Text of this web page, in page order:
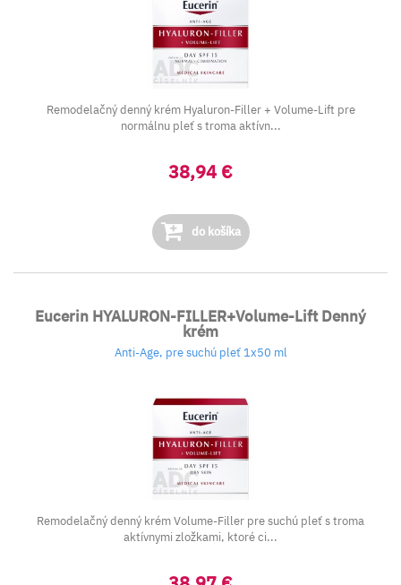
Remodelačný denný krém Hyaluron-Filler + Volume-Lift pre
normálnu pleť s troma aktívn...
38,94 €
do košíka
Eucerin HYALURON-FILLER+Volume-Lift Denný
krém
Anti-Age, pre suchú pleť 1x50 ml
Remodelačný denný krém Volume-Filler pre suchú pleť s troma
aktívnymi zložkami, ktoré ci...